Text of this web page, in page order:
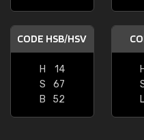
CODE HSB/HSV
H
14
S
67
B
52
H
L